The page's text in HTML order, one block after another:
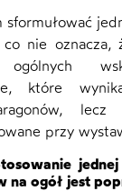
nie oznacza,
ogólnych
które
przy
na ogół jest